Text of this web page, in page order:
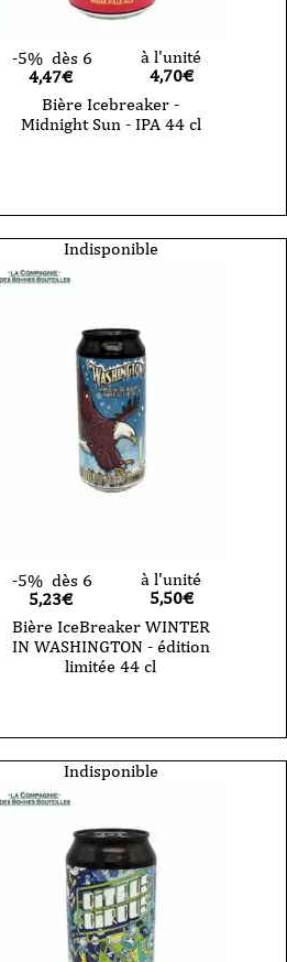
-5% dès 6
4,47€
à l'unité
4,70€
Bière Icebreaker -
Midnight Sun - IPA 44 cl
Indisponible
-5% dès 6
5,23€
à l'unité
5,50€
Bière IceBreaker WINTER
IN WASHINGTON - édition
limitée 44 cl
Indisponible